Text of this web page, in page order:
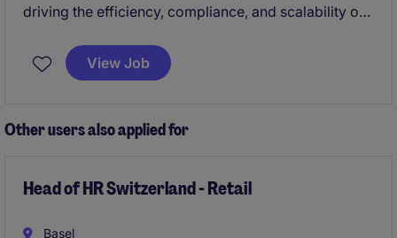
driving the efficiency, compliance, and scalability of
within a highly regulated biotech environment. The
role combines payroll governance, HRIS leadership,
strategic decision-making.
View Job
Other users also applied for
Head of HR Switzerland - Retail
Basel